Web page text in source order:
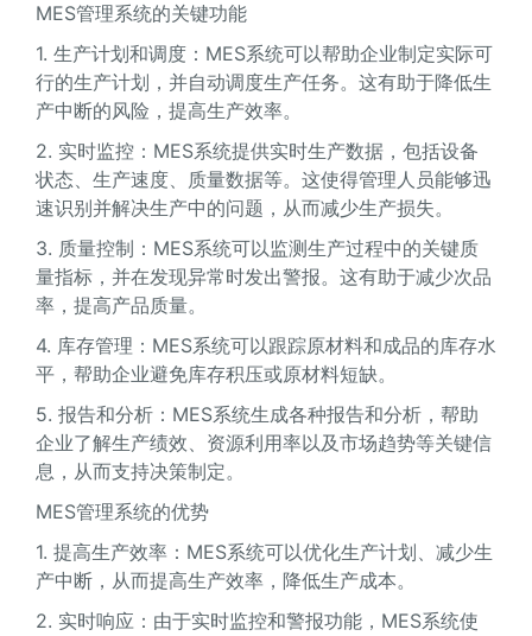
MES管理系统的关键功能
1. 生产计划和调度：MES系统可以帮助企业制定实际可
行的生产计划，并自动调度生产任务。这有助于降低生
产中断的风险，提高生产效率。
2. 实时监控：MES系统提供实时生产数据，包括设备
状态、生产速度、质量数据等。这使得管理人员能够迅
速识别并解决生产中的问题，从而减少生产损失。
3. 质量控制：MES系统可以监测生产过程中的关键质
量指标，并在发现异常时发出警报。这有助于减少次品
率，提高产品质量。
4. 库存管理：MES系统可以跟踪原材料和成品的库存水
平，帮助企业避免库存积压或原材料短缺。
5. 报告和分析：MES系统生成各种报告和分析，帮助
企业了解生产绩效、资源利用率以及市场趋势等关键信
息，从而支持决策制定。
MES管理系统的优势
1. 提高生产效率：MES系统可以优化生产计划、减少生
产中断，从而提高生产效率，降低生产成本。
2. 实时响应：由于实时监控和警报功能，MES系统使